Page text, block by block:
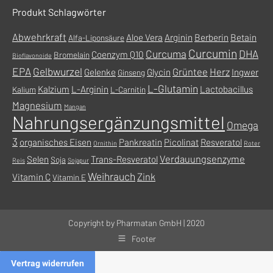
geöffnet
Produkt Schlagwörter
Abwehrkraft Alfa-Liponsäure Aloe Vera Arginin Berberin Betain
Bioflavonoide Bromelain Coenzym Q10 Curcuma Curcumin DHA
EPA Gelbwurzel Gelenke Ginseng Glycin Grüntee Herz Ingwer
Kalium Kalzium L-Arginin L-Carnitin L-Glutamin Lactobacillus
Magnesium Mangan
Nahrungsergänzungsmittel Omega
3 organisches Eisen Ornithin Pankreatin Picolinat Resveratol Roter
Reis Selen Soja Sojapur Trans-ResveratolVerdauungsenzyme
Vitamin C Vitamin EWeihrauch Zink
Copyright by Pharmatan GmbH | 2020
Footer
Vertrag widerrufen